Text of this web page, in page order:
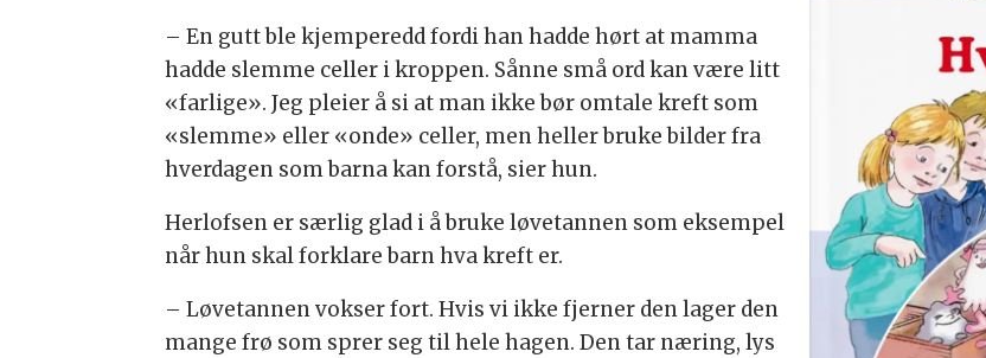
– En gutt ble kjemperedd fordi han hadde hørt at mamma
hadde slemme celler i kroppen. Sånne små ord kan være litt
«farlige». Jeg pleier å si at man ikke bør omtale kreft som
«slemme» eller «onde» celler, men heller bruke bilder fra
hverdagen som barna kan forstå, sier hun.
Herlofsen er særlig glad i å bruke løvetannen som eksempel
når hun skal forklare barn hva kreft er.
– Løvetannen vokser fort. Hvis vi ikke fjerner den lager den
mange frø som sprer seg til hele hagen. Den tar næring, lys